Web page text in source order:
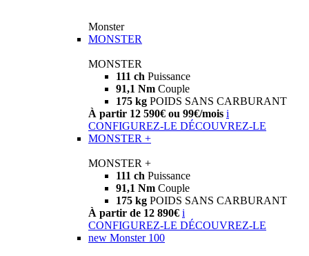
Monster
MONSTER
MONSTER
111 ch Puissance
91,1 Nm Couple
175 kg POIDS SANS CARBURANT
À partir 12 590€ ou 99€/mois i
CONFIGUREZ-LE DÉCOUVREZ-LE
MONSTER +
MONSTER +
111 ch Puissance
91,1 Nm Couple
175 kg POIDS SANS CARBURANT
À partir de 12 890€ i
CONFIGUREZ-LE DÉCOUVREZ-LE
new Monster 100